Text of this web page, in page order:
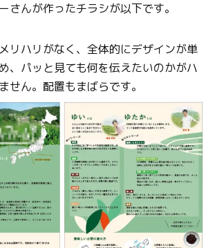
さんが作ったチラシが以下です。
リハリがなく、全体的にデザインが単
、パッと見ても何を伝えたいのかがハ
せん。配置もまばらです。